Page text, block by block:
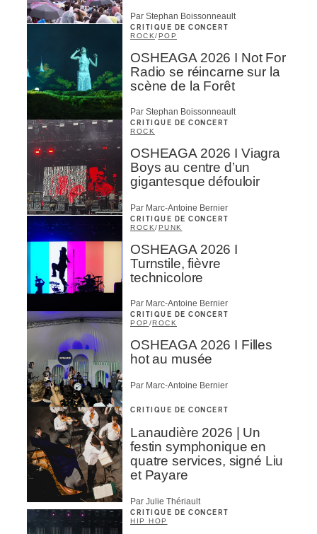
Par Stephan Boissonneault
CRITIQUE DE CONCERT
ROCK/POP
OSHEAGA 2026 I Not For
Radio se réincarne sur la
scène de la Forêt
Par Stephan Boissonneault
CRITIQUE DE CONCERT
ROCK
OSHEAGA 2026 I Viagra
Boys au centre d’un
gigantesque défouloir
Par Marc-Antoine Bernier
CRITIQUE DE CONCERT
ROCK/PUNK
OSHEAGA 2026 I
Turnstile, fièvre
technicolore
Par Marc-Antoine Bernier
CRITIQUE DE CONCERT
POP /ROCK
OSHEAGA 2026 I Filles
hot au musée
Par Marc-Antoine Bernier
CRITIQUE DE CONCERT
Lanaudière 2026 | Un
festin symphonique en
quatre services, signé Liu
et Payare
Par Julie Thériault
CRITIQUE DE CONCERT
HIP HOP